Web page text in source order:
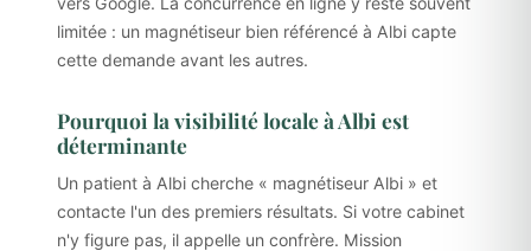
limitée : un magnétiseur bien référencé à Albi capte
cette demande avant les autres.
Pourquoi la visibilité locale à Albi est
déterminante
Un patient à Albi cherche « magnétiseur Albi » et
contacte l'un des premiers résultats. Si votre cabinet
n'y figure pas, il appelle un confrère. Mission